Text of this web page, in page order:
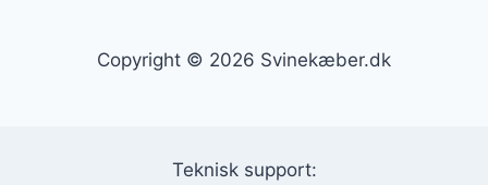
Copyright © 2026 Svinekæber.dk
Teknisk support: